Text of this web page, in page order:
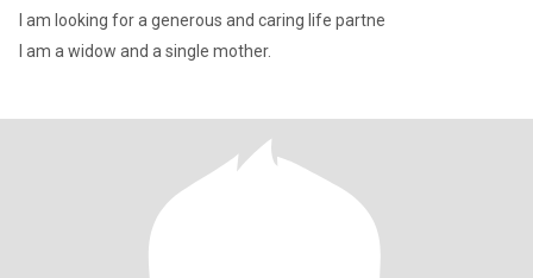
I am looking for a generous and caring life partne
I am a widow and a single mother.